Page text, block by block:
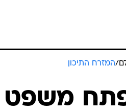
/המזרח התיכון
משפט